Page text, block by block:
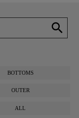
search
BOTTOMS
OUTER
ALL